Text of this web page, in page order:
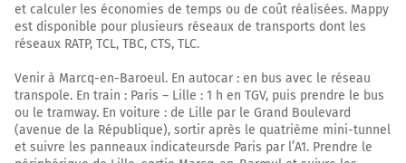
et calculer les économies de temps ou de coût réalisées. Mappy
est disponible pour plusieurs réseaux de transports dont les
réseaux RATP, TCL, TBC, CTS, TLC.
Venir à Marcq-en-Baroeul. En autocar : en bus avec le réseau
transpole. En train : Paris – Lille : 1 h en TGV, puis prendre le bus
ou le tramway. En voiture : de Lille par le Grand Boulevard
(avenue de la République), sortir après le quatrième mini-tunnel
et suivre les panneaux indicateursde Paris par l’A1. Prendre le